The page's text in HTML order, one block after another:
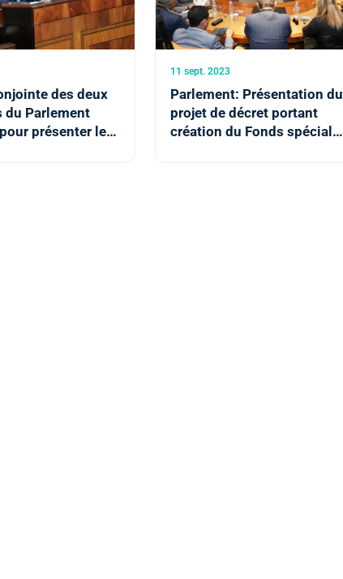
des deux
du Parlement
présenter le
11 sept. 2023
Parlement: Présentation du
projet de décret portant
création du Fonds spécial